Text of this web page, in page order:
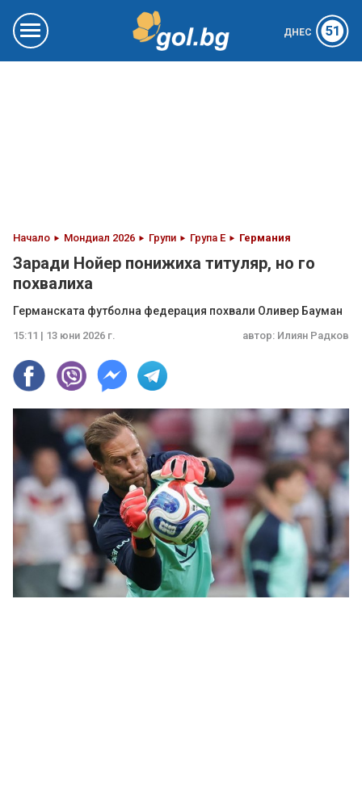
ДНЕС 51
Начало Мондиал 2026 Групи Група E Германия
Заради Нойер понижиха титуляр, но го
похвалиха
Германската футболна федерация похвали Оливер Бауман
15:11 | 13 юни 2026 г. автор: Илиян Радков